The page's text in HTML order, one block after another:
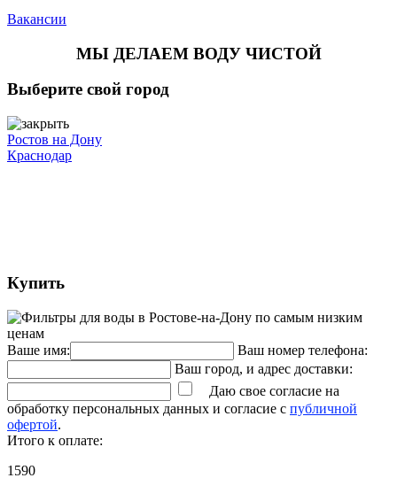
Вакансии
МЫ ДЕЛАЕМ ВОДУ ЧИСТОЙ
Выберите свой город
Ростов на Дону
Краснодар
Купить
Ваше имя:
Ваш номер телефона:
Ваш город, и адрес доставки:
Даю свое согласие на
обработку персональных данных и согласие с публичной
офертой.
Итого к оплате:
1590